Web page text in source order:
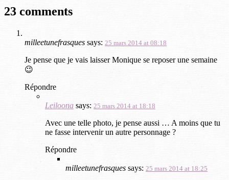
23 comments
milleetunefrasques says: 25 mars 2014 at 08:18
Je pense que je vais laisser Monique se reposer une semaine
😉
Répondre
Leiloona says: 25 mars 2014 at 18:18
Avec une telle photo, je pense aussi … A moins que tu
ne fasse intervenir un autre personnage ?
Répondre
milleetunefrasques says: 25 mars 2014 at 18:25